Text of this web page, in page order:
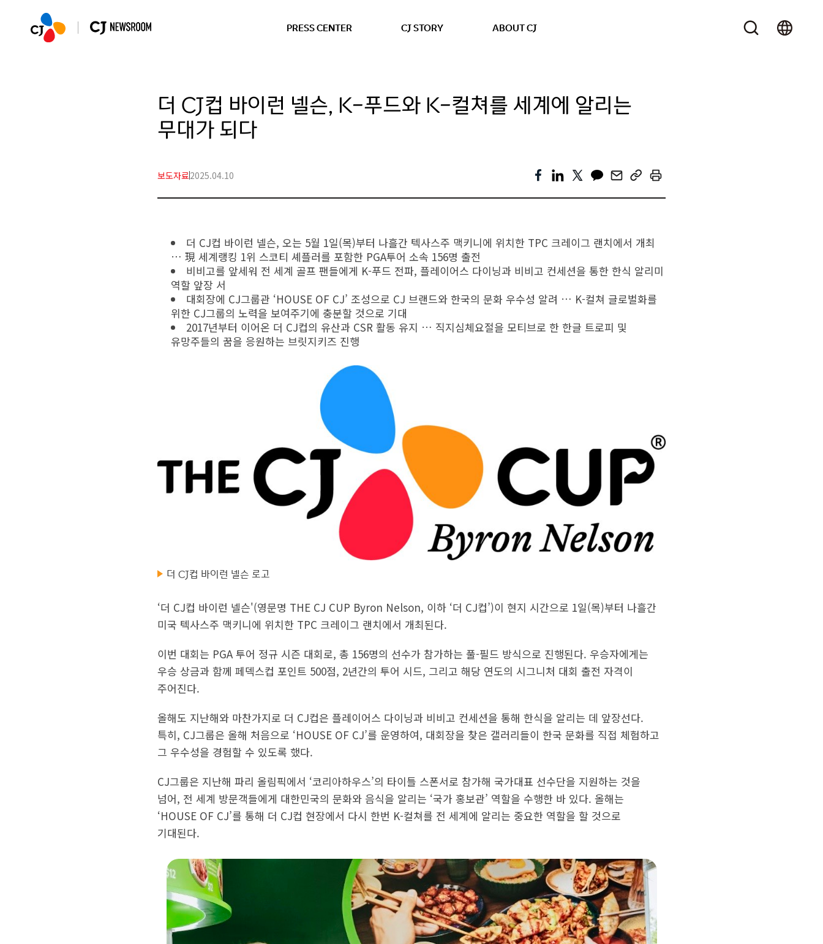
PRESS CENTER CJ STORY ABOUT CJ
더 CJ컵 바이런 넬슨, K-푸드와 K-컬쳐를 세계에 알리는
무대가 되다
보도자료2025.04.10
더 CJ컵 바이런 넬슨, 오는 5월 1일(목)부터 나흘간 텍사스주 맥키니에 위치한 TPC 크레이그 랜치에서 개최
… 現 세계랭킹 1위 스코티 셰플러를 포함한 PGA투어 소속 156명 출전
비비고를 앞세워 전 세계 골프 팬들에게 K-푸드 전파, 플레이어스 다이닝과 비비고 컨세션을 통한 한식 알리미
역할 앞장 서
대회장에 CJ그룹관 ‘HOUSE OF CJ’ 조성으로 CJ 브랜드와 한국의 문화 우수성 알려 … K-컬쳐 글로벌화를
위한 CJ그룹의 노력을 보여주기에 충분할 것으로 기대
2017년부터 이어온 더 CJ컵의 유산과 CSR 활동 유지 … 직지심체요절을 모티브로 한 한글 트로피 및
유망주들의 꿈을 응원하는 브릿지키즈 진행
더 CJ컵 바이런 넬슨 로고
‘더 CJ컵 바이런 넬슨'(영문명 THE CJ CUP Byron Nelson, 이하 ‘더 CJ컵’)이 현지 시간으로 1일(목)부터 나흘간
미국 텍사스주 맥키니에 위치한 TPC 크레이그 랜치에서 개최된다.
이번 대회는 PGA 투어 정규 시즌 대회로, 총 156명의 선수가 참가하는 풀-필드 방식으로 진행된다. 우승자에게는
우승 상금과 함께 페덱스컵 포인트 500점, 2년간의 투어 시드, 그리고 해당 연도의 시그니처 대회 출전 자격이
주어진다.
올해도 지난해와 마찬가지로 더 CJ컵은 플레이어스 다이닝과 비비고 컨세션을 통해 한식을 알리는 데 앞장선다.
특히, CJ그룹은 올해 처음으로 ‘HOUSE OF CJ’를 운영하여, 대회장을 찾은 갤러리들이 한국 문화를 직접 체험하고
그 우수성을 경험할 수 있도록 했다.
CJ그룹은 지난해 파리 올림픽에서 ‘코리아하우스’의 타이틀 스폰서로 참가해 국가대표 선수단을 지원하는 것을
넘어, 전 세계 방문객들에게 대한민국의 문화와 음식을 알리는 ‘국가 홍보관’ 역할을 수행한 바 있다. 올해는
‘HOUSE OF CJ’를 통해 더 CJ컵 현장에서 다시 한번 K-컬쳐를 전 세계에 알리는 중요한 역할을 할 것으로
기대된다.